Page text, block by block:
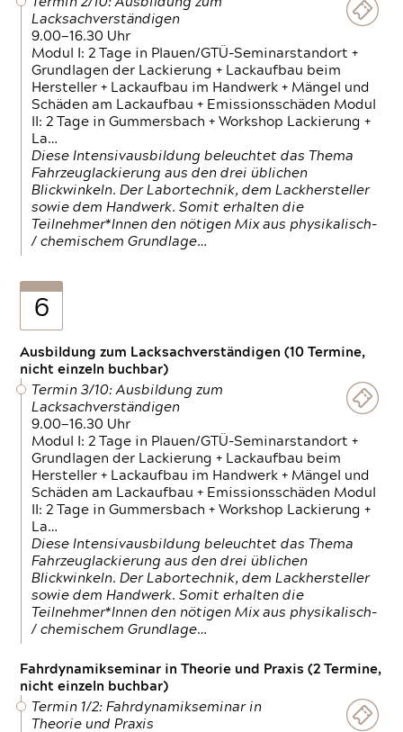
Lacksachverständigen
9.00—16.30 Uhr
Modul I: 2 Tage in Plauen/GTÜ-Seminarstandort +
Grundlagen der Lackierung + Lackaufbau beim
Hersteller + Lackaufbau im Handwerk + Mängel und
Schäden am Lackaufbau + Emissionsschäden Modul
II: 2 Tage in Gummersbach + Workshop Lackierung +
La…
Diese Intensivausbildung beleuchtet das Thema
Fahrzeuglackierung aus den drei üblichen
Blickwinkeln. Der Labortechnik, dem Lackhersteller
sowie dem Handwerk. Somit erhalten die
Teilnehmer*Innen den nötigen Mix aus physikalisch-
/ chemischem Grundlage…
6
Ausbildung zum Lacksachverständigen (10 Termine,
nicht einzeln buchbar)
Termin 3/10: Ausbildung zum
Lacksachverständigen
9.00—16.30 Uhr
Modul I: 2 Tage in Plauen/GTÜ-Seminarstandort +
Grundlagen der Lackierung + Lackaufbau beim
Hersteller + Lackaufbau im Handwerk + Mängel und
Schäden am Lackaufbau + Emissionsschäden Modul
II: 2 Tage in Gummersbach + Workshop Lackierung +
La…
Diese Intensivausbildung beleuchtet das Thema
Fahrzeuglackierung aus den drei üblichen
Blickwinkeln. Der Labortechnik, dem Lackhersteller
sowie dem Handwerk. Somit erhalten die
Teilnehmer*Innen den nötigen Mix aus physikalisch-
/ chemischem Grundlage…
Fahrdynamikseminar in Theorie und Praxis (2 Termine,
nicht einzeln buchbar)
Termin 1/2: Fahrdynamikseminar in
Theorie und Praxis